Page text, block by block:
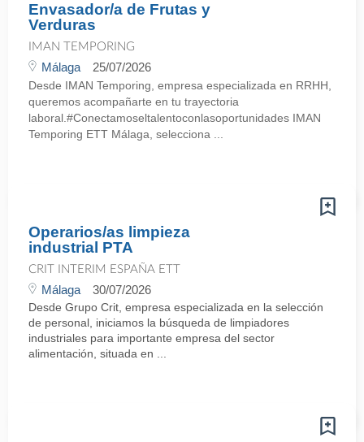
Envasador/a de Frutas y
Verduras
IMAN TEMPORING
Málaga 25/07/2026
Desde IMAN Temporing, empresa especializada en RRHH,
queremos acompañarte en tu trayectoria
laboral.#Conectamoseltalentoconlasoportunidades IMAN
Temporing ETT Málaga, selecciona ...
Operarios/as limpieza
industrial PTA
CRIT INTERIM ESPAÑA ETT
Málaga 30/07/2026
Desde Grupo Crit, empresa especializada en la selección
de personal, iniciamos la búsqueda de limpiadores
industriales para importante empresa del sector
alimentación, situada en ...